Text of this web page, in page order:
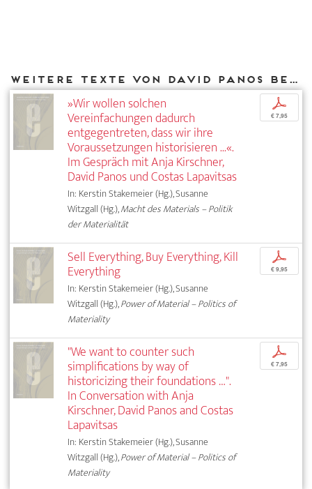
Weitere Texte von David Panos bei DIAPHANES
»Wir wollen solchen
Vereinfachungen dadurch
entgegentreten, dass wir ihre
Voraussetzungen historisieren ...«.
Im Gespräch mit Anja Kirschner,
David Panos und Costas Lapavitsas
In: Kerstin Stakemeier (Hg.), Susanne
Witzgall (Hg.),Macht des Materials – Politik
der Materialität
p
€ 7,95
Sell Everything, Buy Everything, Kill
Everything
In: Kerstin Stakemeier (Hg.), Susanne
Witzgall (Hg.),Power of Material – Politics of
Materiality
p
€ 9,95
"We want to counter such
simplifications by way of
historicizing their foundations …".
In Conversation with Anja
Kirschner, David Panos and Costas
Lapavitsas
In: Kerstin Stakemeier (Hg.), Susanne
Witzgall (Hg.),Power of Material – Politics of
Materiality
p
€ 7,95